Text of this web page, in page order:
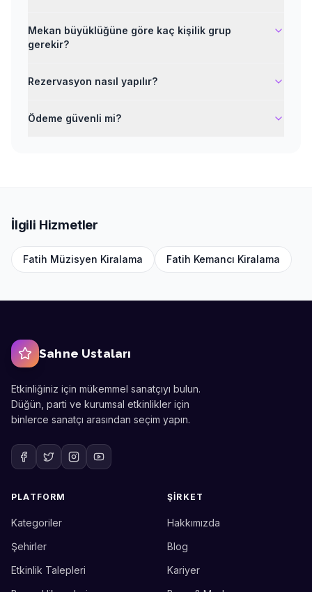
Mekan büyüklüğüne göre kaç kişilik grup
gerekir?
Rezervasyon nasıl yapılır?
Ödeme güvenli mi?
İlgili Hizmetler
Fatih Müzisyen Kiralama Fatih Kemancı Kiralama
Sahne Ustaları
Etkinliğiniz için mükemmel sanatçıyı bulun.
Düğün, parti ve kurumsal etkinlikler için
binlerce sanatçı arasından seçim yapın.
PLATFORM
Kategoriler
Şehirler
Etkinlik Talepleri
ŞIRKET
Hakkımızda
Blog
Kariyer
Etkinlik uzmanınız
Merhaba! Size nasıl yardımcı